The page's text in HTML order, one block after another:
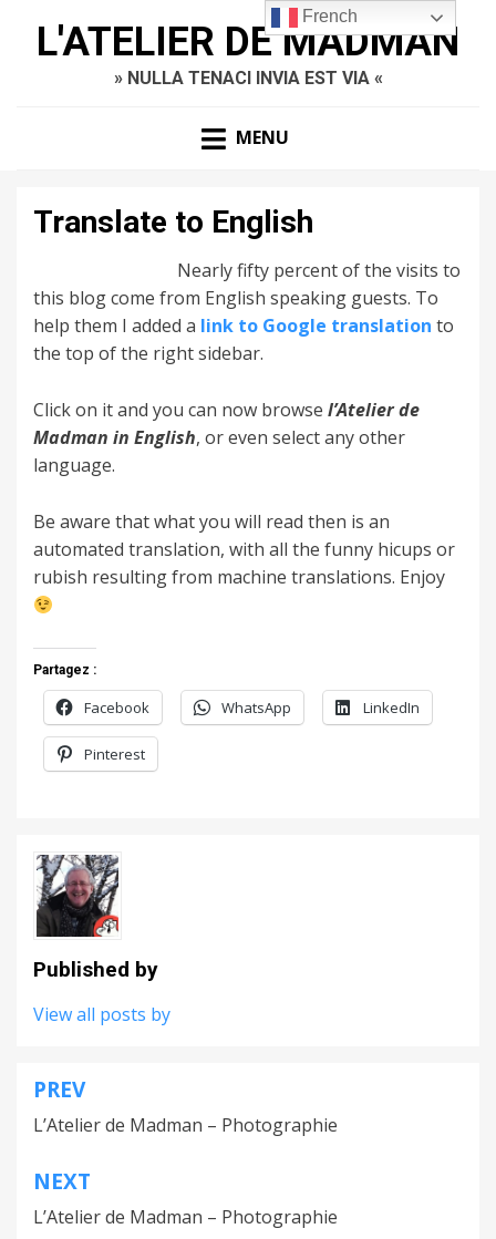
L'ATELIER DE MADMAN
» NULLA TENACI INVIA EST VIA «
MENU
Translate to English
Nearly fifty percent of the visits to
this blog come from English speaking guests. To
help them I added a link to Google translation to
the top of the right sidebar.
Click on it and you can now browse l’Atelier de
Madman in English, or even select any other
language.
Be aware that what you will read then is an
automated translation, with all the funny hicups or
rubish resulting from machine translations. Enjoy
Partagez :
Facebook WhatsApp LinkedIn
Pinterest
Published by
View all posts by
Navigation
de
l’article
PREV
L’Atelier de Madman – Photographie
NEXT
L’Atelier de Madman – Photographie
French